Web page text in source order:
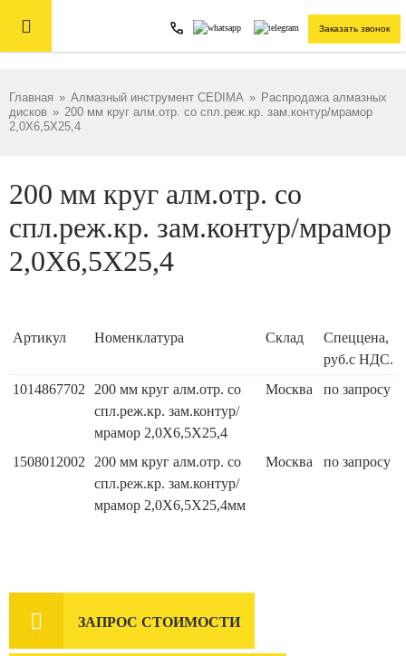
 Заказать звонок
Главная » Алмазный инструмент CEDIMA » Распродажа алмазных
дисков » 200 мм круг алм.отр. со спл.реж.кр. зам.контур/мрамор
2,0X6,5X25,4
200 мм круг алм.отр. со
спл.реж.кр. зам.контур/мрамор
2,0X6,5X25,4
Артикул Номенклатура Склад
Спеццена,
руб.с НДС.
1014867702
200 мм круг алм.отр. со
спл.реж.кр. зам.контур/
мрамор 2,0X6,5X25,4
Москва по запросу
1508012002
200 мм круг алм.отр. со
спл.реж.кр. зам.контур/
мрамор 2,0X6,5X25,4мм
Москва по запросу
 ЗАПРОС СТОИМОСТИ